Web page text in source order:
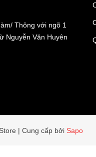
Thông với ngõ 1
Nguyễn Văn Huyên
| Cung cấp bởi Sapo